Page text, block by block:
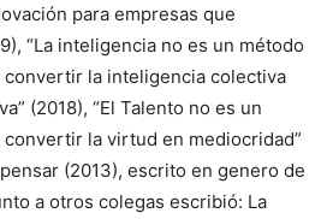
para empresas que
“La inteligencia no es un método
convertir la inteligencia colectiva
(2018), “El Talento no es un
convertir la virtud en mediocridad”
(2013), escrito en genero de
a otros colegas escribió: La